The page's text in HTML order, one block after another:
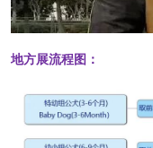
地方展流程图：